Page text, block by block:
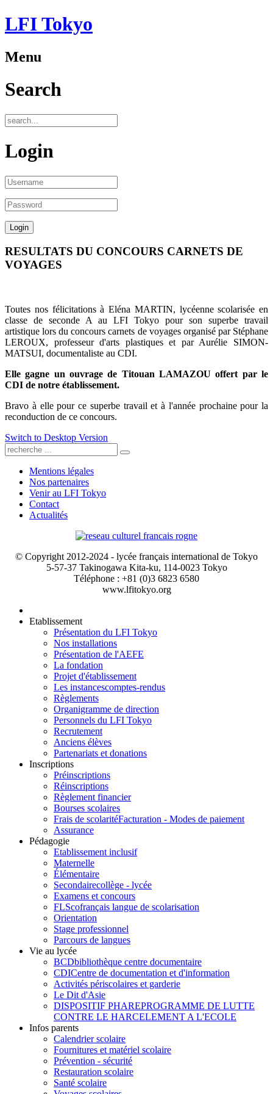
LFI Tokyo
Menu
Search
Login
RESULTATS DU CONCOURS CARNETS DE
VOYAGES
Toutes nos félicitations à Eléna MARTIN, lycéenne scolarisée en
classe de seconde A au LFI Tokyo pour son superbe travail
artistique lors du concours carnets de voyages organisé par Stéphane
LEROUX, professeur d'arts plastiques et par Aurélie SIMON-
MATSUI, documentaliste au CDI.
Elle gagne un ouvrage de Titouan LAMAZOU offert par le
CDI de notre établissement.
Bravo à elle pour ce superbe travail et à l'année prochaine pour la
reconduction de ce concours.
Switch to Desktop Version
Mentions légales
Nos partenaires
Venir au LFI Tokyo
Contact
Actualités
© Copyright 2012-2024 - lycée français international de Tokyo
5-57-37 Takinogawa Kita-ku, 114-0023 Tokyo
Téléphone : +81 (0)3 6823 6580
www.lfitokyo.org
Etablissement
Présentation du LFI Tokyo
Nos installations
Présentation de l'AEFE
La fondation
Projet d'établissement
Les instancescomptes-rendus
Règlements
Organigramme de direction
Personnels du LFI Tokyo
Recrutement
Anciens élèves
Partenariats et donations
Inscriptions
Préinscriptions
Réinscriptions
Règlement financier
Bourses scolaires
Frais de scolaritéFacturation - Modes de paiement
Assurance
Pédagogie
Etablissement inclusif
Maternelle
Élémentaire
Secondairecollège - lycée
Examens et concours
FLScofrançais langue de scolarisation
Orientation
Stage professionnel
Parcours de langues
Vie au lycée
BCDbibliothèque centre documentaire
CDICentre de documentation et d'information
Activités périscolaires et garderie
Le Dit d'Asie
DISPOSITIF PHAREPROGRAMME DE LUTTE
CONTRE LE HARCELEMENT A L'ECOLE
Infos parents
Calendrier scolaire
Fournitures et matériel scolaire
Prévention - sécurité
Restauration scolaire
Santé scolaire